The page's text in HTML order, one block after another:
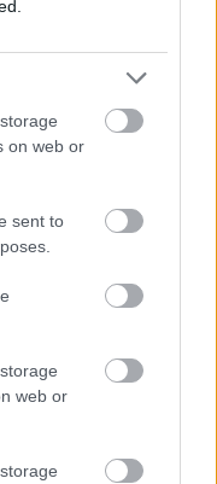
on web or
sent to
web or
olajra